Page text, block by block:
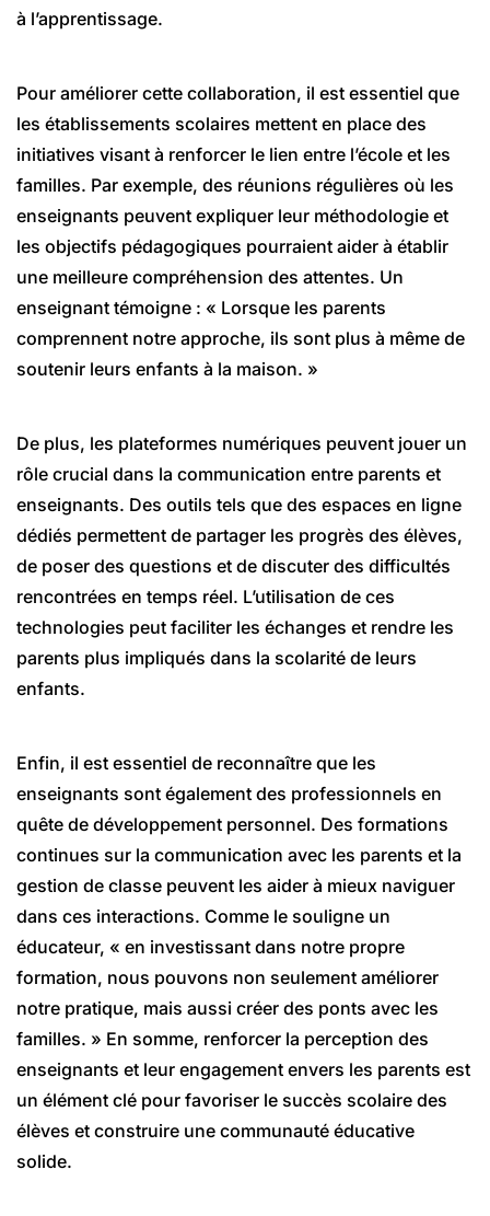
à l’apprentissage.
Pour améliorer cette collaboration, il est essentiel que
les établissements scolaires mettent en place des
initiatives visant à renforcer le lien entre l’école et les
familles. Par exemple, des réunions régulières où les
enseignants peuvent expliquer leur méthodologie et
les objectifs pédagogiques pourraient aider à établir
une meilleure compréhension des attentes. Un
enseignant témoigne : « Lorsque les parents
comprennent notre approche, ils sont plus à même de
soutenir leurs enfants à la maison. »
De plus, les plateformes numériques peuvent jouer un
rôle crucial dans la communication entre parents et
enseignants. Des outils tels que des espaces en ligne
dédiés permettent de partager les progrès des élèves,
de poser des questions et de discuter des difficultés
rencontrées en temps réel. L’utilisation de ces
technologies peut faciliter les échanges et rendre les
parents plus impliqués dans la scolarité de leurs
enfants.
Enfin, il est essentiel de reconnaître que les
enseignants sont également des professionnels en
quête de développement personnel. Des formations
continues sur la communication avec les parents et la
gestion de classe peuvent les aider à mieux naviguer
dans ces interactions. Comme le souligne un
éducateur, « en investissant dans notre propre
formation, nous pouvons non seulement améliorer
notre pratique, mais aussi créer des ponts avec les
familles. » En somme, renforcer la perception des
enseignants et leur engagement envers les parents est
un élément clé pour favoriser le succès scolaire des
élèves et construire une communauté éducative
solide.